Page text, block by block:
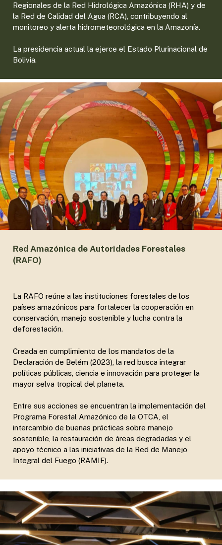
Regionales de la Red Hidrológica Amazónica (RHA) y de
la Red de Calidad del Agua (RCA), contribuyendo al
monitoreo y alerta hidrometeorológica en la Amazonía.
La presidencia actual la ejerce el Estado Plurinacional de
Bolivia.
Red Amazónica de Autoridades Forestales
(RAFO)
La RAFO reúne a las instituciones forestales de los
países amazónicos para fortalecer la cooperación en
conservación, manejo sostenible y lucha contra la
deforestación.
Creada en cumplimiento de los mandatos de la
Declaración de Belém (2023), la red busca integrar
políticas públicas, ciencia e innovación para proteger la
mayor selva tropical del planeta.
Entre sus acciones se encuentran la implementación del
Programa Forestal Amazónico de la OTCA, el
intercambio de buenas prácticas sobre manejo
sostenible, la restauración de áreas degradadas y el
apoyo técnico a las iniciativas de la Red de Manejo
Integral del Fuego (RAMIF).